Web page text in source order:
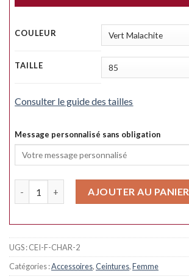
COULEUR
TAILLE
Consulter le guide des tailles
Message personnalisé sans obligation
AJOUTER AU PANIER
UGS :CEI-F-CHAR-2
Catégories :Accessoires,Ceintures,Femme